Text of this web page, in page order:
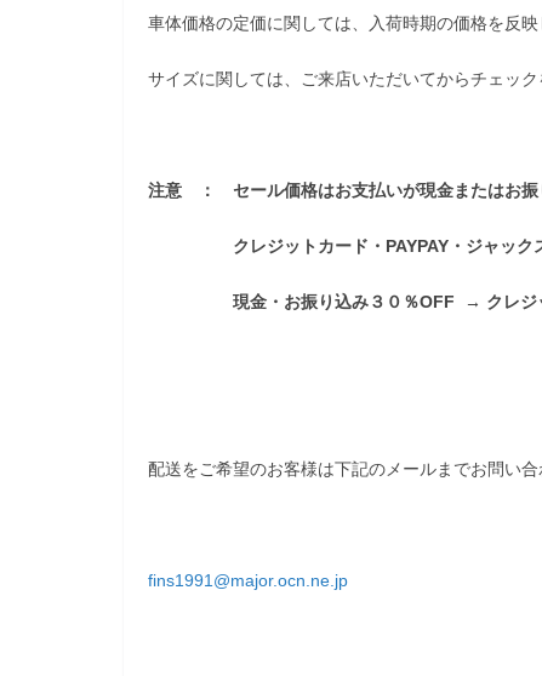
車体価格の定価に関しては、入荷時期の価格を反映
サイズに関しては、ご来店いただいてからチェック
注意 ： セール価格はお支払いが現金またはお振
クレジットカード・PAYPAY・ジャックス分
現金・お振り込み３０％OFF → クレジット
配送をご希望のお客様は下記のメールまでお問い
fins1991@major.ocn.ne.jp